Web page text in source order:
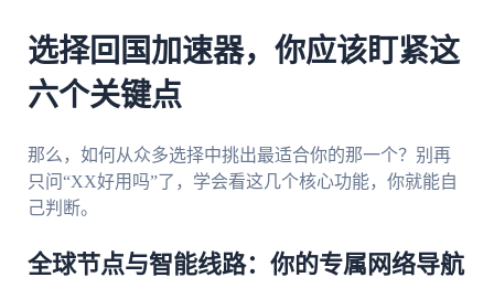
选择回国加速器，你应该盯紧这
六个关键点
那么，如何从众多选择中挑出最适合你的那一个？别再
只问“XX好用吗”了，学会看这几个核心功能，你就能自
己判断。
全球节点与智能线路：你的专属网络导航